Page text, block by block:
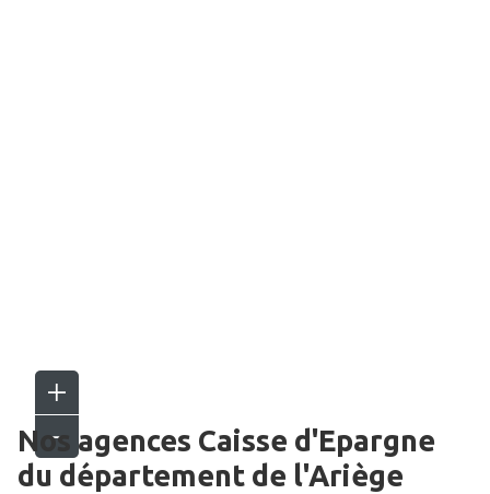
Nos agences Caisse d'Epargne
du département de l'Ariège